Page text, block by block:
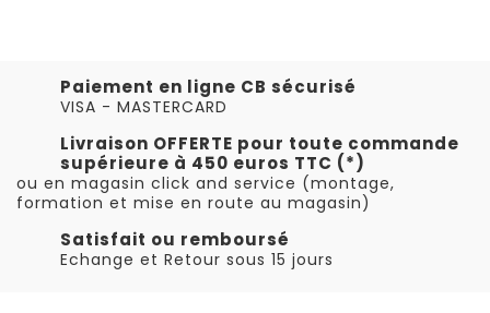
Paiement en ligne CB sécurisé
VISA - MASTERCARD
Livraison OFFERTE pour toute commande
supérieure à 450 euros TTC (*)
ou en magasin click and service (montage,
formation et mise en route au magasin)
Satisfait ou remboursé
Echange et Retour sous 15 jours